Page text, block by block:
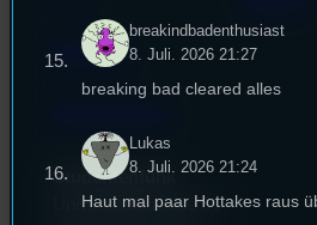
Empfang
Studentenfunk
Universitätsstraße 31
breakindbadenthusiast
8. Juli. 2026 21:27
breaking bad cleared alles
Lukas
8. Juli. 2026 21:24
Haut mal paar Hottakes raus